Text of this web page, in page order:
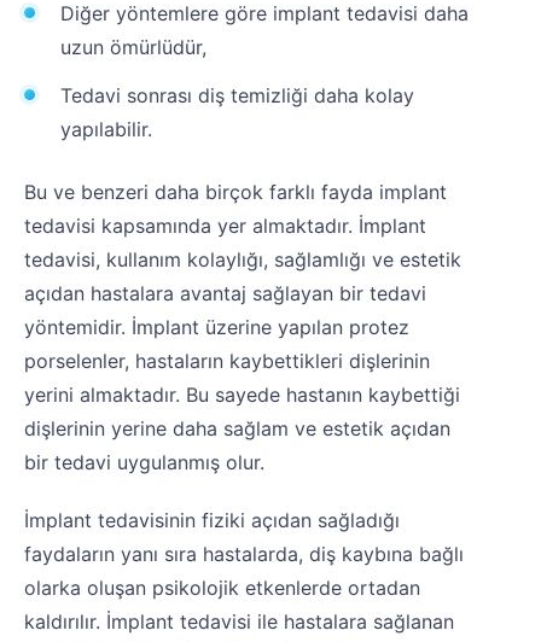
Diğer yöntemlere göre implant tedavisi daha
uzun ömürlüdür,
Tedavi sonrası diş temizliği daha kolay
yapılabilir.
Bu ve benzeri daha birçok farklı fayda implant
tedavisi kapsamında yer almaktadır. İmplant
tedavisi, kullanım kolaylığı, sağlamlığı ve estetik
açıdan hastalara avantaj sağlayan bir tedavi
yöntemidir. İmplant üzerine yapılan protez
porselenler, hastaların kaybettikleri dişlerinin
yerini almaktadır. Bu sayede hastanın kaybettiği
dişlerinin yerine daha sağlam ve estetik açıdan
bir tedavi uygulanmış olur.
İmplant tedavisinin fiziki açıdan sağladığı
faydaların yanı sıra hastalarda, diş kaybına bağlı
olarka oluşan psikolojik etkenlerde ortadan
kaldırılır. İmplant tedavisi ile hastalara sağlanan